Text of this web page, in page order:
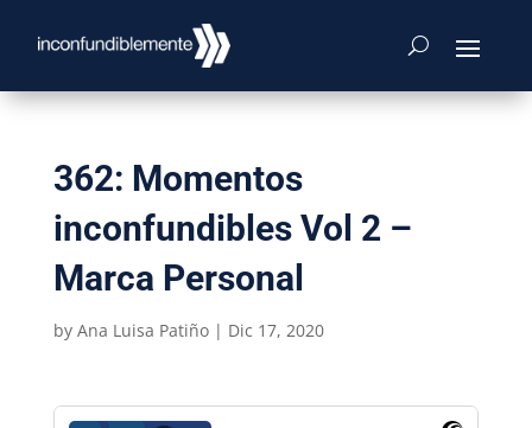
362: Momentos
inconfundibles Vol 2 –
Marca Personal
by Ana Luisa Patiño| Dic 17, 2020